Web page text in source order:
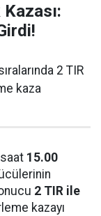
2 TIR
kaza
saat 15.00
2 TIR ile
kazayı